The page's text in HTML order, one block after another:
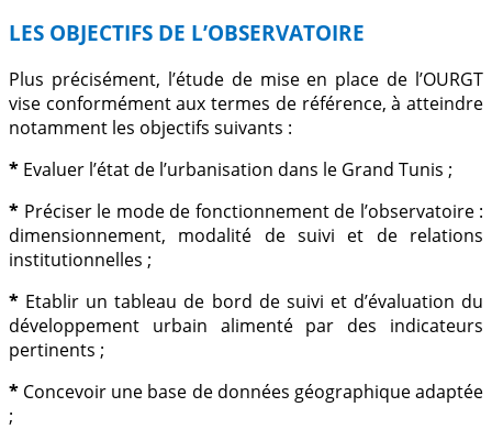
LES OBJECTIFS DE L’OBSERVATOIRE
Plus précisément, l’étude de mise en place de l’OURGT
vise conformément aux termes de référence, à atteindre
notamment les objectifs suivants :
* Evaluer l’état de l’urbanisation dans le Grand Tunis ;
* Préciser le mode de fonctionnement de l’observatoire :
dimensionnement, modalité de suivi et de relations
institutionnelles ;
* Etablir un tableau de bord de suivi et d’évaluation du
développement urbain alimenté par des indicateurs
pertinents ;
* Concevoir une base de données géographique adaptée
;